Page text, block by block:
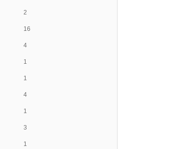
2
16
4
1
1
4
1
3
1